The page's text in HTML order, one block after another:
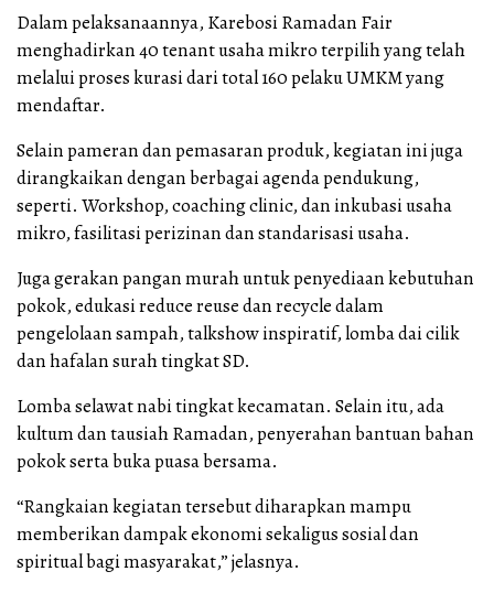
Dalam pelaksanaannya, Karebosi Ramadan Fair
menghadirkan 40 tenant usaha mikro terpilih yang telah
melalui proses kurasi dari total 160 pelaku UMKM yang
mendaftar.
Selain pameran dan pemasaran produk, kegiatan ini juga
dirangkaikan dengan berbagai agenda pendukung,
seperti. Workshop, coaching clinic, dan inkubasi usaha
mikro, fasilitasi perizinan dan standarisasi usaha.
Juga gerakan pangan murah untuk penyediaan kebutuhan
pokok, edukasi reduce reuse dan recycle dalam
pengelolaan sampah, talkshow inspiratif, lomba dai cilik
dan hafalan surah tingkat SD.
Lomba selawat nabi tingkat kecamatan. Selain itu, ada
kultum dan tausiah Ramadan, penyerahan bantuan bahan
pokok serta buka puasa bersama.
“Rangkaian kegiatan tersebut diharapkan mampu
memberikan dampak ekonomi sekaligus sosial dan
spiritual bagi masyarakat,” jelasnya.